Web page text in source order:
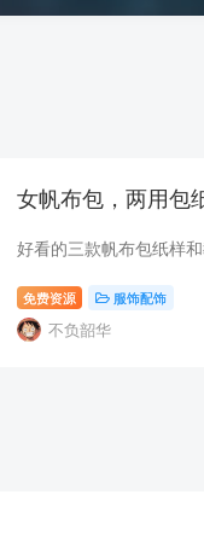
女帆布包，两用包
好看的三款帆布包纸样
免费资源 服饰配饰
不负韶华